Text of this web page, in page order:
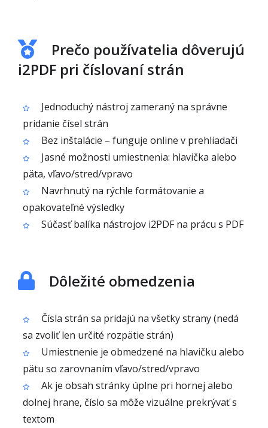
Prečo používatelia dôverujú
i2PDF pri číslovaní strán
Jednoduchý nástroj zameraný na správne
pridanie čísel strán
Bez inštalácie – funguje online v prehliadači
Jasné možnosti umiestnenia: hlavička alebo
päta, vľavo/stred/vpravo
Navrhnutý na rýchle formátovanie a
opakovateľné výsledky
Súčasť balíka nástrojov i2PDF na prácu s PDF
Dôležité obmedzenia
Čísla strán sa pridajú na všetky strany (nedá
sa zvoliť len určité rozpätie strán)
Umiestnenie je obmedzené na hlavičku alebo
pätu so zarovnaním vľavo/stred/vpravo
Ak je obsah stránky úplne pri hornej alebo
dolnej hrane, číslo sa môže vizuálne prekrývať s
textom